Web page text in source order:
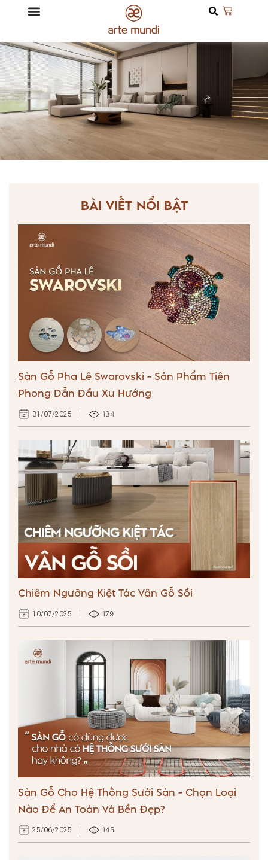
BÀI VIẾT NỔI BẬT
Sàn Gỗ Pha Lê Swarovski – Sản Phẩm Tiên
Phong Dẫn Đầu Xu Hướng
31/07/2025 134
Chiêm Ngưỡng Kiệt Tác Vân Gỗ Sồi
10/07/2025 179
Sàn Gỗ Cho Hệ Thống Sưởi Sàn – Chọn Loại
Nào Để An Toàn Và Bền Đẹp?
25/06/2025 145